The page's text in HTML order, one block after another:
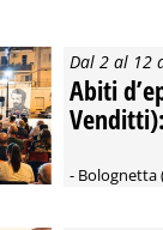
Dal 2 al 12
Abiti
- Bolognetta